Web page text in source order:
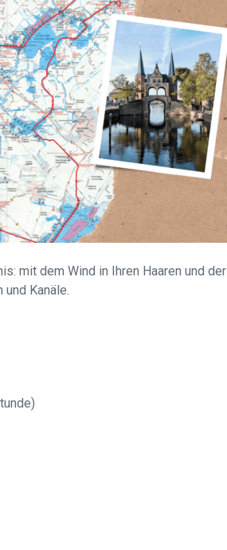
mit dem Wind in Ihren Haaren und der
Kanäle.